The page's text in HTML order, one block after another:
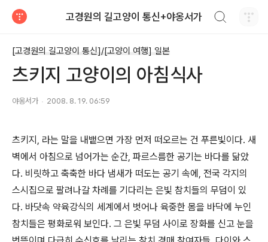
고경원의 길고양이 통신+야옹서가
[고경원의 길고양이 통신]/[고양이 여행] 일본
츠키지 고양이의 아침식사
야옹서가 2008. 8. 19. 06:59
츠키지, 라는 말을 내뱉으면 가장 먼저 떠오르는 건 푸른빛이다. 새
벽에서 아침으로 넘어가는 순간, 파르스름한 공기는 바다를 닮았
다. 비릿하고 축축한 바다 냄새가 떠도는 공기 속에, 전국 각지의
스시집으로 팔려나갈 차례를 기다리는 은빛 참치들의 무덤이 있
다. 바닷속 약육강식의 세계에서 벗어나 육중한 몸을 바닥에 누인
참치들은 평화로워 보인다. 그 은빛 무덤 사이로 장화를 신고 눈을